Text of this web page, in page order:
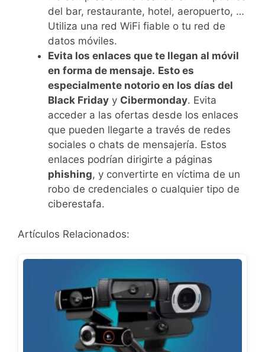
del bar, restaurante, hotel, aeropuerto, …
Utiliza una red WiFi fiable o tu red de
datos móviles.
Evita los enlaces que te llegan al móvil
en forma de mensaje. Esto es
especialmente notorio en los días del
Black Friday y Cibermonday. Evita
acceder a las ofertas desde los enlaces
que pueden llegarte a través de redes
sociales o chats de mensajería. Estos
enlaces podrían dirigirte a páginas
phishing, y convertirte en víctima de un
robo de credenciales o cualquier tipo de
ciberestafa.
Artículos Relacionados: